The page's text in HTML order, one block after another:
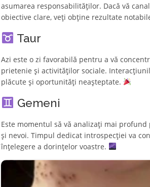
asumarea responsabilităților. Dacă vă
obiective clare, veți obține rezultate
Taur
Azi este o zi favorabilă pentru a vă
prietenie și activităților sociale.
plăcute și oportunități neașteptate.
Gemeni
Este momentul să vă analizați mai
și nevoi. Timpul dedicat introspecției va
înțelegere a dorințelor voastre.